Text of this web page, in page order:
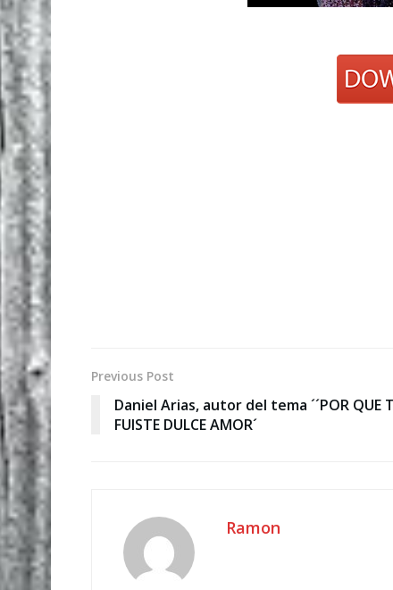
Previous Post
Daniel Arias, autor del tema ´´POR QUE
FUISTE DULCE AMOR´
Ramon